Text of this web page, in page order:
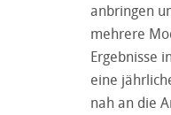
anbringen
mehrere
Ergebnisse
eine
nah an die